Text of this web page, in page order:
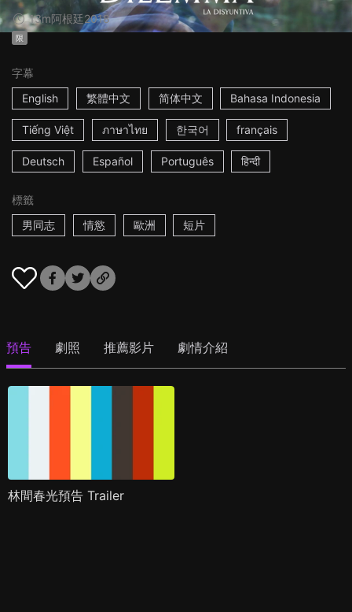
13m阿根廷2018
限
字幕
English
繁體中文 简体中文 Bahasa Indonesia
Tiếng Việt ภาษาไทย 한국어 français
Deutsch Español Português हिन्दी
標籤
男同志
情慾 歐洲 短片
預告 劇照 推薦影片 劇情介紹
林間春光預告 Trailer